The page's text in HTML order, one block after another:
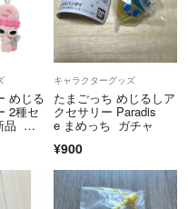
います。
めじる
2種セ
品 ガ
ー
キャラクターグッズ
たまごっち めじるしア
クセサリー Paradis
e まめっち ガチャ
¥900